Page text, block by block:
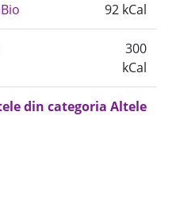
92 kCal
300
kCal
din categoria Altele